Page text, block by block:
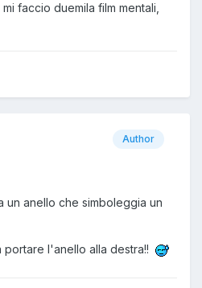
faccio duemila film mentali,
Author
un anello che simboleggia un
l'anello alla destra!!